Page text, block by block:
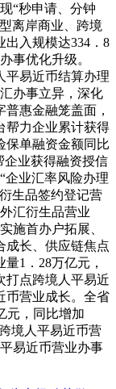
“秒申请、分钟
离岸商业、跨境
出入规模达334．8
事优化升级。
平易近币结算办理
办事立异，深化
惠金融笼盖面，
帮力企业累计获得
保单融资金额同比
企业获得融资授信
企业汇率风险办理
生品签约登记营
汇衍生品营业
施首办户拓展、
成长、供应链焦点
1．28万亿元，
打点跨境人平易近
币营业成长。全省
元，同比增加
境人平易近币营
易近币营业办事